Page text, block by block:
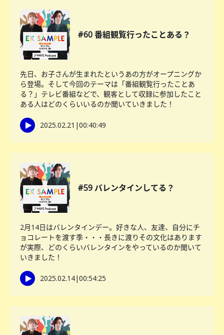
#60 番組観覧行ったことある？
先日、お子さんが生まれたというあの方がオープニングか
ら登場。そして今回のテーマは「番組観覧行ったことあ
る？」テレビ番組などで、観客として収録に参加したこと
ある人はどのくらいいるのか聞いていきました！
2025.02.21 |00:40:49
#59 バレンタインしてる？
2月14日はバレンタインデー。好きな人、友達、自分にチ
ョコレートを渡す季・・・長きに渡りその文化はあります
が実際、どのくらいバレンタインをやっているのか聞いて
いきました！
2025.02.14|00:54:25